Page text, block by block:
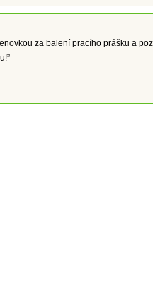
za balení pracího prášku a